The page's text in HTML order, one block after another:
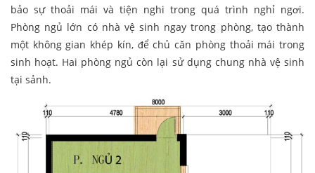
bảo sự thoải mái và tiện nghi trong quá trình nghỉ ngơi.
Phòng ngủ lớn có nhà vệ sinh ngay trong phòng, tạo thành
một không gian khép kín, để chủ căn phòng thoải mái trong
sinh hoạt. Hai phòng ngủ còn lại sử dụng chung nhà vệ sinh
tại sảnh.